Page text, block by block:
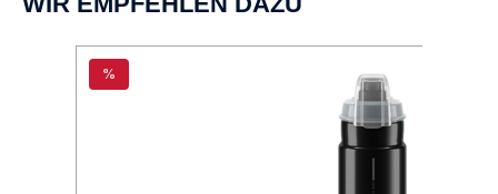
DISPLAY :
OLED Display
%